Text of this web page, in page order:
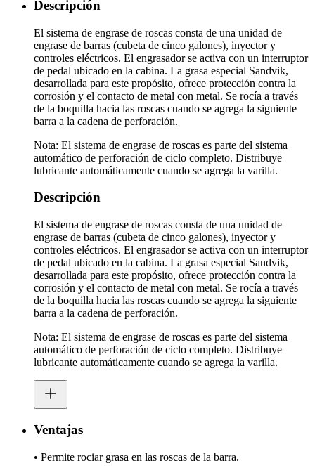
Descripción
El sistema de engrase de roscas consta de una unidad de
engrase de barras (cubeta de cinco galones), inyector y
controles eléctricos. El engrasador se activa con un interruptor
de pedal ubicado en la cabina. La grasa especial Sandvik,
desarrollada para este propósito, ofrece protección contra la
corrosión y el contacto de metal con metal. Se rocía a través
de la boquilla hacia las roscas cuando se agrega la siguiente
barra a la cadena de perforación.
Nota: El sistema de engrase de roscas es parte del sistema
automático de perforación de ciclo completo. Distribuye
lubricante automáticamente cuando se agrega la varilla.
Descripción
El sistema de engrase de roscas consta de una unidad de
engrase de barras (cubeta de cinco galones), inyector y
controles eléctricos. El engrasador se activa con un interruptor
de pedal ubicado en la cabina. La grasa especial Sandvik,
desarrollada para este propósito, ofrece protección contra la
corrosión y el contacto de metal con metal. Se rocía a través
de la boquilla hacia las roscas cuando se agrega la siguiente
barra a la cadena de perforación.
Nota: El sistema de engrase de roscas es parte del sistema
automático de perforación de ciclo completo. Distribuye
lubricante automáticamente cuando se agrega la varilla.
Ventajas
• Permite rociar grasa en las roscas de la barra.